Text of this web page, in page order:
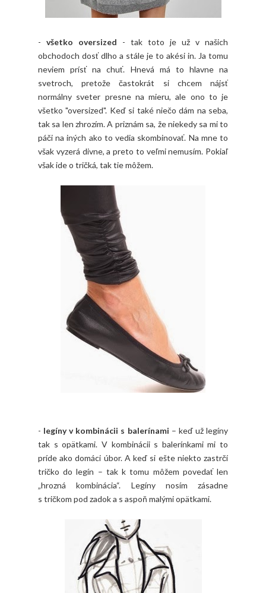
- všetko oversized - tak toto je už v našich
obchodoch dosť dlho a stále je to akési in. Ja tomu
neviem prísť na chuť. Hnevá má to hlavne na
svetroch, pretože častokrát si chcem nájsť
normálny sveter presne na mieru, ale ono to je
všetko "oversized". Keď si také niečo dám na seba,
tak sa len zhrozím. A priznám sa, že niekedy sa mi to
páči na iných ako to vedia skombinovať. Na mne to
však vyzerá divne, a preto to veľmi nemusím. Pokiaľ
však ide o tričká, tak tie môžem.
- legíny v kombinácii s balerínami – keď už legíny
tak s opätkami. V kombinácii s balerínkami mi to
príde ako domáci úbor. A keď si ešte niekto zastrčí
tričko do legín – tak k tomu môžem povedať len
„hrozná kombinácia“. Legíny nosím zásadne
s tričkom pod zadok a s aspoň malými opätkami.